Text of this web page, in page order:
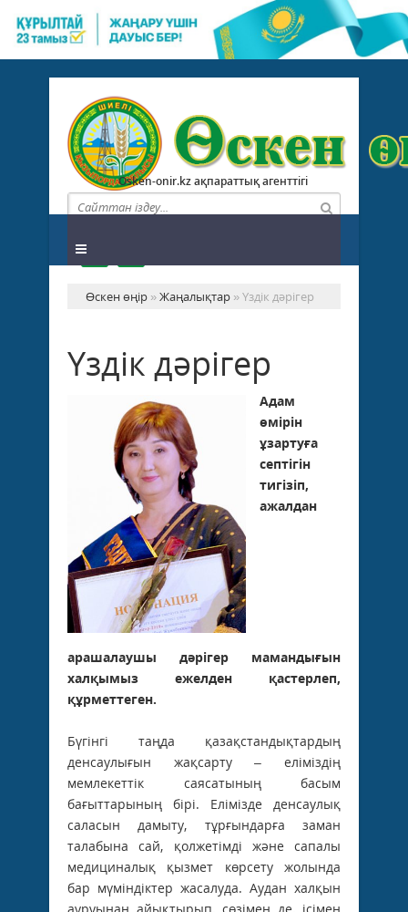
Osken-onir.kz ақпараттық агенттігі
Өскен өңір »Жаңалықтар » Үздік дәрігер
Үздік дәрігер
Адам
өмірін
ұзартуға
септігін
тигізіп,
ажалдан
арашалаушы дәрігер мамандығын
халқымыз ежелден қастерлеп,
құрметтеген.
Бүгінгі таңда қазақстандықтардың
денсаулығын жақсарту – еліміздің
мемлекеттік саясатының басым
бағыттарының бірі. Елімізде денсаулық
саласын дамыту, тұрғындарға заман
талабына сай, қолжетімді және сапалы
медициналық қызмет көрсету жолында
бар мүміндіктер жасалуда. Аудан халқын